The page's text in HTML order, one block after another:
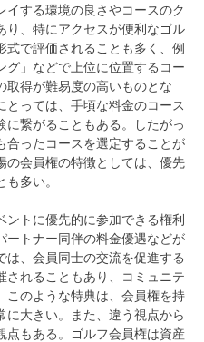
する環境の良さやコースのク
り、特にアクセスが便利なゴル
式で評価されることも多く、例
グ」などで上位に位置するコー
取得が難易度の高いものとな
とっては、手頃な料金のコース
繋がることもある。したがっ
合ったコースを選定することが
の会員権の特徴としては、優先
多い。
トに優先的に参加できる権利
ートナー同伴の料金優遇などが
、会員同士の交流を促進する
されることもあり、コミュニテ
このような特典は、会員権を持
大きい。また、違う視点から
点もある。ゴルフ会員権は資産